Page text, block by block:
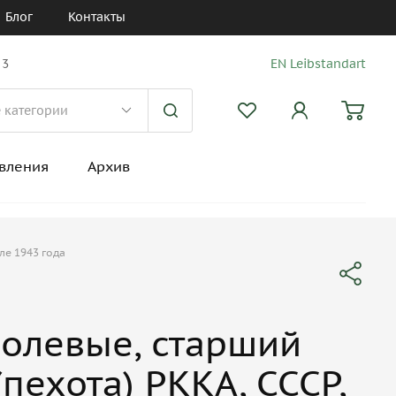
Блог Контакты
EN Leibstandart
Архив
1943 года
старший
РККА, СССР,